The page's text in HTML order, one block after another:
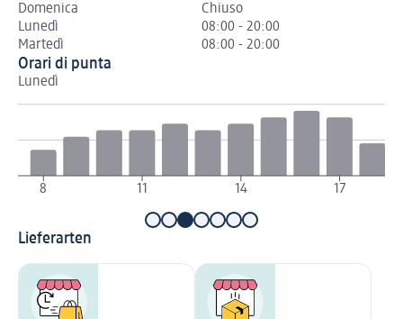
Domenica
Chiuso
Lunedì
08:00 - 20:00
Martedì
08:00 - 20:00
Orari di punta
Lunedì
8 11 14 17
Lieferarten